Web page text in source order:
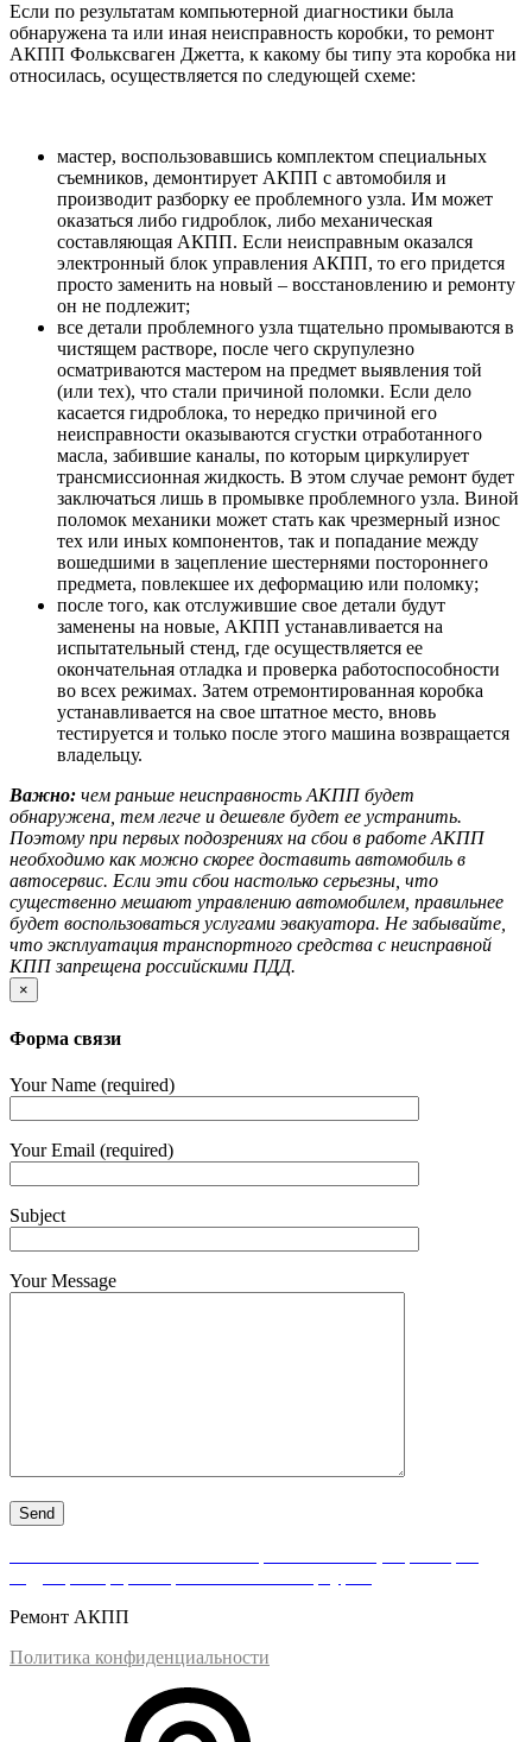
Если по результатам компьютерной диагностики была
обнаружена та или иная неисправность коробки, то ремонт
АКПП Фольксваген Джетта, к какому бы типу эта коробка ни
относилась, осуществляется по следующей схеме:
мастер, воспользовавшись комплектом специальных
съемников, демонтирует АКПП с автомобиля и
производит разборку ее проблемного узла. Им может
оказаться либо гидроблок, либо механическая
составляющая АКПП. Если неисправным оказался
электронный блок управления АКПП, то его придется
просто заменить на новый – восстановлению и ремонту
он не подлежит;
все детали проблемного узла тщательно промываются в
чистящем растворе, после чего скрупулезно
осматриваются мастером на предмет выявления той
(или тех), что стали причиной поломки. Если дело
касается гидроблока, то нередко причиной его
неисправности оказываются сгустки отработанного
масла, забившие каналы, по которым циркулирует
трансмиссионная жидкость. В этом случае ремонт будет
заключаться лишь в промывке проблемного узла. Виной
поломок механики может стать как чрезмерный износ
тех или иных компонентов, так и попадание между
вошедшими в зацепление шестернями постороннего
предмета, повлекшее их деформацию или поломку;
после того, как отслужившие свое детали будут
заменены на новые, АКПП устанавливается на
испытательный стенд, где осуществляется ее
окончательная отладка и проверка работоспособности
во всех режимах. Затем отремонтированная коробка
устанавливается на свое штатное место, вновь
тестируется и только после этого машина возвращается
владельцу.
Важно: чем раньше неисправность АКПП будет
обнаружена, тем легче и дешевле будет ее устранить.
Поэтому при первых подозрениях на сбои в работе АКПП
необходимо как можно скорее доставить автомобиль в
автосервис. Если эти сбои настолько серьезны, что
существенно мешают управлению автомобилем, правильнее
будет воспользоваться услугами эвакуатора. Не забывайте,
что эксплуатация транспортного средства с неисправной
КПП запрещена российскими ПДД.
×
Форма связи
Your Name (required)
Your Email (required)
Subject
Your Message
Ремонт АКПП
Политика конфиденциальности